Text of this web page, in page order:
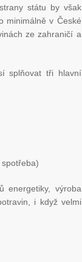
státu by však
minimálně v České
ze zahraničí a
splňovat tři hlavní
energetiky, výroba
i když velmi